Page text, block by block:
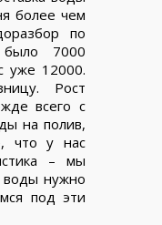
более чем
по
7000
уже 12000.
Рост
всего с
на полив,
что у нас
– мы
воды нужно
под эти